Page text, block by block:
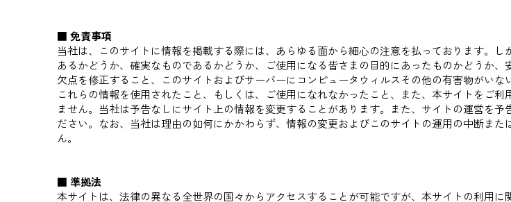
■ 免責事項
当社は、このサイトに情報を掲載する際には、あらゆる面から細心の注意を払っております。
あるかどうか、確実なものであるかどうか、ご使用になる皆さまの目的にあったものかどうか
欠点を修正すること、このサイトおよびサーバーにコンピュータウィルスその他の有害物がい
これらの情報を使用されたこと、もしくは、ご使用になれなかったこと、また、本サイトをご
ません。当社は予告なしにサイト上の情報を変更することがあります。また、サイトの運営を
ださい。なお、当社は理由の如何にかかわらず、情報の変更およびこのサイトの運用の中断ま
ん。
■ 準拠法
本サイトは、法律の異なる全世界の国々からアクセスすることが可能ですが、本サイトの利用に